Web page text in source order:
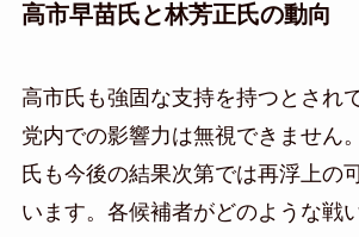
高市早苗氏と林芳正氏の動向
高市氏も強固な支持を持つとされ
党内での影響力は無視できません
氏も今後の結果次第では再浮上の
います。各候補者がどのような戦